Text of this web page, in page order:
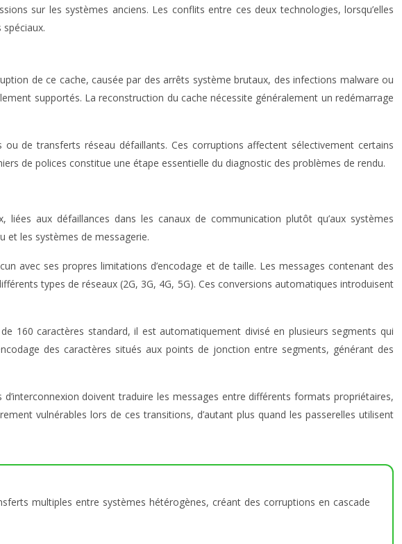
sur les systèmes anciens. Les conflits entre ces deux technologies, lorsqu’elles
de ce cache, causée par des arrêts système brutaux, des infections malware ou
supportés. La reconstruction du cache nécessite généralement un redémarrage
de transferts réseau défaillants. Ces corruptions affectent sélectivement certains
de polices constitue une étape essentielle du diagnostic des problèmes de rendu.
aux défaillances dans les canaux de communication plutôt qu’aux systèmes
et les systèmes de messagerie.
avec ses propres limitations d’encodage et de taille. Les messages contenant des
types de réseaux (2G, 3G, 4G, 5G). Ces conversions automatiques introduisent
160 caractères standard, il est automatiquement divisé en plusieurs segments qui
des caractères situés aux points de jonction entre segments, générant des
doivent traduire les messages entre différents formats propriétaires,
vulnérables lors de ces transitions, d’autant plus quand les passerelles utilisent
multiples entre systèmes hétérogènes, créant des corruptions en cascade